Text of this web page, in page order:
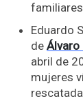
Eduardo
de Álvaro
abril de
mujeres